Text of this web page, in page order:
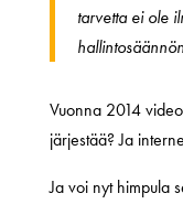
tarvetta ei ole
Vuonna 2014
järjestää? Ja
Ja voi nyt himpula